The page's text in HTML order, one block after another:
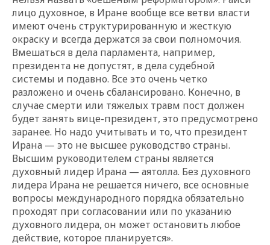
лицо духовное, в Иране вообще все ветви власти
имеют очень структурированную и жесткую
окраску и всегда держатся за свои полномочия.
Вмешаться в дела парламента, например,
президента не допустят, в дела судебной
системы и подавно. Все это очень четко
разложено и очень сбалансировано. Конечно, в
случае смерти или тяжелых травм пост должен
будет занять вице-президент, это предусмотрено
заранее. Но надо учитывать и то, что президент
Ирана — это не высшее руководство страны.
Высшим руководителем страны является
духовный лидер Ирана — аятолла. Без духовного
лидера Ирана не решается ничего, все основные
вопросы международного порядка обязательно
проходят при согласовании или по указанию
духовного лидера, он может остановить любое
действие, которое планируется».